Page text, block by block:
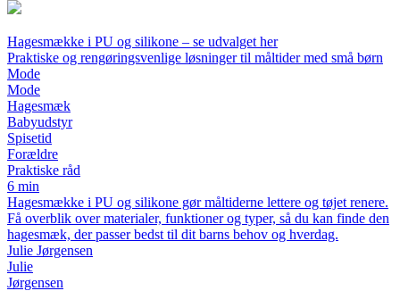
Hagesmække i PU og silikone – se udvalget her
Praktiske og rengøringsvenlige løsninger til måltider med små børn
Mode
Mode
Hagesmæk
Babyudstyr
Spisetid
Forældre
Praktiske råd
6 min
Hagesmække i PU og silikone gør måltiderne lettere og tøjet renere.
Få overblik over materialer, funktioner og typer, så du kan finde den
hagesmæk, der passer bedst til dit barns behov og hverdag.
Julie Jørgensen
Julie
Jørgensen